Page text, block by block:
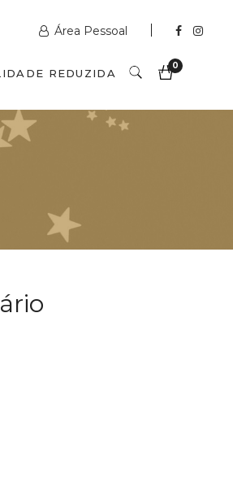
Área Pessoal
REDUZIDA
0